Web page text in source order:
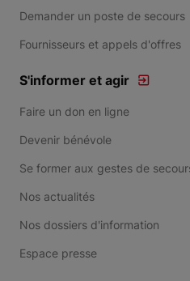
Demander un poste de secours
Fournisseurs et appels d'offres
S'informer et agir
Faire un don en ligne
Devenir bénévole
Se former aux gestes de
Nos actualités
Nos dossiers d'information
Espace presse